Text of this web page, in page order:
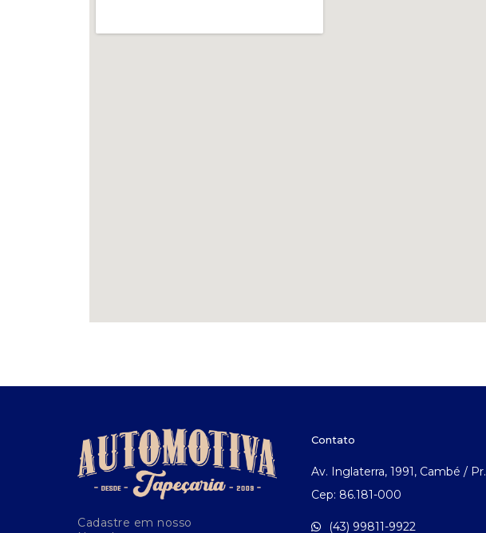
Cadastre em nosso
Contato
Av. Inglaterra, 1991, Cambé / Pr.
Cep: 86.181-000
(43) 99811-9922